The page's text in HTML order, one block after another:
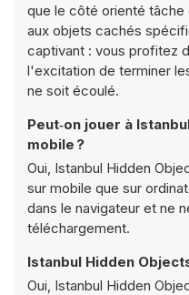
que le côté orienté
aux objets cachés
captivant : vous profitez
l'excitation de terminer
ne soit écoulé.
Peut‑on jouer à
mobile ?
Oui, Istanbul Hidden
sur mobile que sur
dans le navigateur et ne
téléchargement.
Istanbul Hidden
Oui, Istanbul Hidden